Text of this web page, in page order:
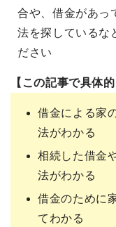
合や、借金があっ
法を探しているな
ださい
【この記事で具体
借金による家
法がわかる
相続した借金
法がわかる
借金のために
てわかる